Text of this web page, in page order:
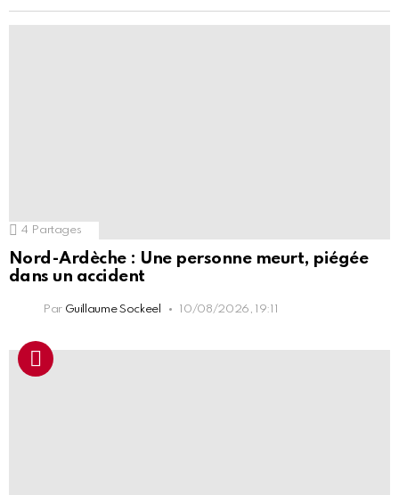
4 Partages
Nord-Ardèche : Une personne meurt, piégée
dans un accident
Par Guillaume Sockeel 10/08/2026, 19:11